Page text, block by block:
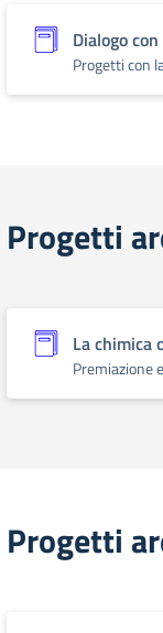
Dialogo
Progetti con
Progetti
La chimica
Premiazione
Progetti